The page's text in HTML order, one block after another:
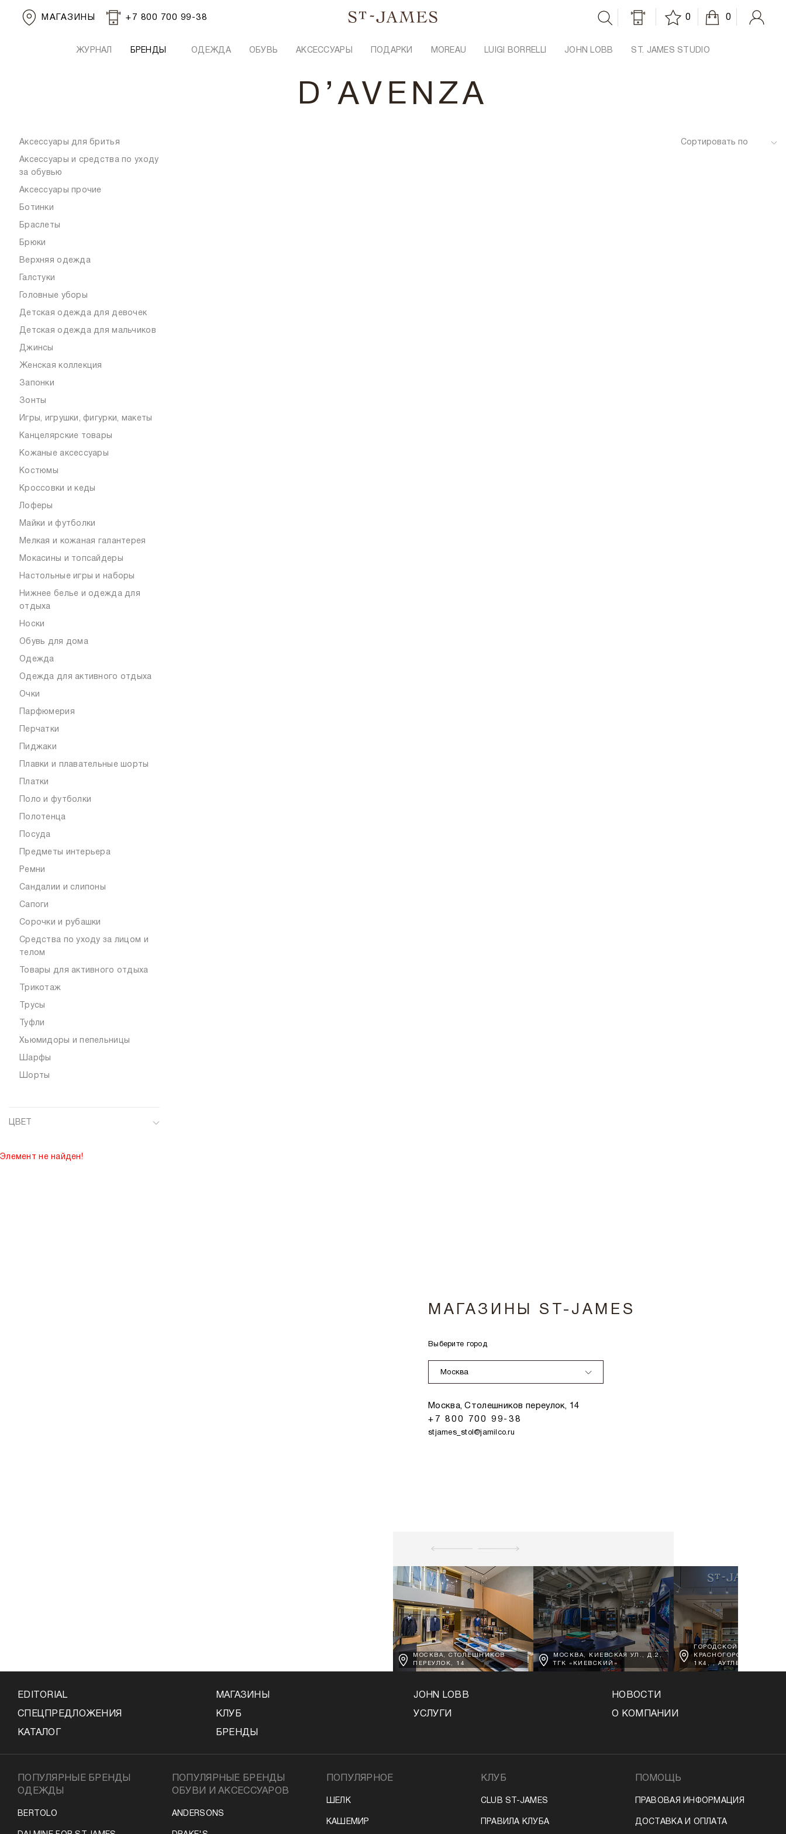
МАГАЗИНЫ +7 800 700 99-38 0 0
ЖУРНАЛ БРЕНДЫ ОДЕЖДА ОБУВЬ АКСЕССУАРЫ ПОДАРКИ MOREAU LUIGI BORRELLI JOHN LOBB ST. JAMES STUDIO
D’AVENZA
Аксессуары для бритья
Аксессуары и средства по уходу
за обувью
Аксессуары прочие
Ботинки
Браслеты
Брюки
Верхняя одежда
Галстуки
Головные уборы
Детская одежда для девочек
Детская одежда для мальчиков
Джинсы
Женская коллекция
Запонки
Зонты
Игры, игрушки, фигурки, макеты
Канцелярские товары
Кожаные аксессуары
Костюмы
Кроссовки и кеды
Лоферы
Майки и футболки
Мелкая и кожаная галантерея
Мокасины и топсайдеры
Настольные игры и наборы
Нижнее белье и одежда для
отдыха
Носки
Обувь для дома
Одежда
Одежда для активного отдыха
Очки
Парфюмерия
Перчатки
Пиджаки
Плавки и плавательные шорты
Платки
Поло и футболки
Полотенца
Посуда
Предметы интерьера
Ремни
Сандалии и слипоны
Сапоги
Сорочки и рубашки
Средства по уходу за лицом и
телом
Товары для активного отдыха
Трикотаж
Трусы
Туфли
Хьюмидоры и пепельницы
Шарфы
Шорты
ЦВЕТ
Баклажан
Черный
Сортировать по
Элемент не найден!
МАГАЗИНЫ ST-JAMES
Выберите город
Москва
Москва, Столешников переулок, 14
+7 800 700 99-38
stjames_stol@jamilco.ru
МОСКВА, СТОЛЕШНИКОВ
ПЕРЕУЛОК, 14
МОСКВА, КИЕВСКАЯ УЛ., Д.2,
ТГК «КИЕВСКИЙ»
ГОРОДСКОЙ ОКРУГ
КРАСНОГОРСК, Д.
1К4, , АУТЛЕТ
EDITORIAL МАГАЗИНЫ JOHN LOBB НОВОСТИ
СПЕЦПРЕДЛОЖЕНИЯ КЛУБ УСЛУГИ О КОМПАНИИ
КАТАЛОГ БРЕНДЫ
ПОПУЛЯРНЫЕ БРЕНДЫ
ОДЕЖДЫ
BERTOLO
ПОПУЛЯРНЫЕ БРЕНДЫ
ОБУВИ И АКСЕССУАРОВ
ANDERSONS
ПОПУЛЯРНОЕ
ШЕЛК
КАШЕМИР
КЛУБ
CLUB ST-JAMES
ПРАВИЛА КЛУБА
ПОМОЩЬ
ПРАВОВАЯ ИНФОРМАЦИЯ
ДОСТАВКА И ОПЛАТА